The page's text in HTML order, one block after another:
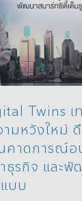
Twins เ
ามหวังใหม่
คาดการณ์อ
ธุรกิจ และ
บบ